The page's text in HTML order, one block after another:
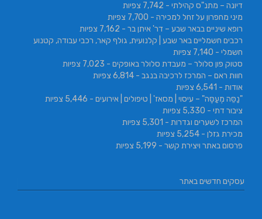
דיונה – מתנ"ס קהילתי - 7,742 צפיות
מיני מחפרון על זחל למכירה - 7,700 צפיות
רופא שיניים בבאר שבע – דר' איתן בר - 7,162 צפיות
רכבים חשמליים באר שבע | קלנועית, גולף קאר, רכבי עבודה, קטנוע
חשמלי - 7,140 צפיות
סטוק פון סלולר – מעבדת סלולר באופקים - 7,023 צפיות
חוות ראם – המרכז לרכיבה בנגב - 6,814 צפיות
אודות - 6,541 צפיות
"נַסֵּה מְעַסֶּה" – עיסוי | מסאז' | טיפולים | אירועים - 5,446 צפיות
ציבור דתי - 5,330 צפיות
המרכז לשערים וגדרות - 5,301 צפיות
מכירת גזלן - 5,254 צפיות
פרסום באתר ויצירת קשר - 5,199 צפיות
עסקים חדשים באתר